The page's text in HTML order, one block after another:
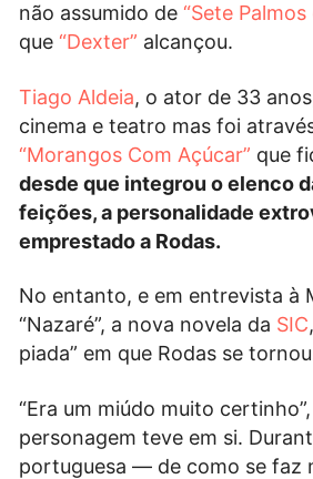
não assumido de“Sete Palmos
que“Dexter” alcançou.
Tiago Aldeia, o ator de 33
cinema e teatro mas foi
“Morangos Com Açúcar” que
desde que integrou o elenco
feições, a personalidade
emprestado a Rodas.
No entanto, e em entrevista à
“Nazaré”, a nova novela da SIC
piada” em que Rodas se
“Era um miúdo muito
personagem teve em si.
portuguesa — de como se faz